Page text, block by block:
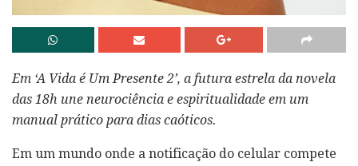
Em ‘A Vida é Um Presente 2’, a futura estrela da novela
das 18h une neurociência e espiritualidade em um
manual prático para dias caóticos.
Em um mundo onde a notificação do celular compete